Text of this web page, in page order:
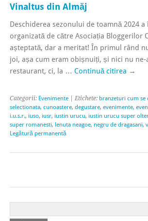
Vinaltus din Almăj
Deschiderea sezonului de toamnă 2024
organizată de către Asociația Bloggerilor
așteptată, dar a meritat! În primul rând
joi, așa cum eram obișnuiți, și nici nu
restaurant, ci, la … Continuă citirea →
Categorii: Evenimente | Etichete: branzeturi cum se
selectionata, cunoastere, degustare, evenimente,
i.u.s.r., iuso, iusr, iustin urucu, iustin urucu super
super romanesti, lenuta neagoe, negru de dragasani,
Legătură permanentă